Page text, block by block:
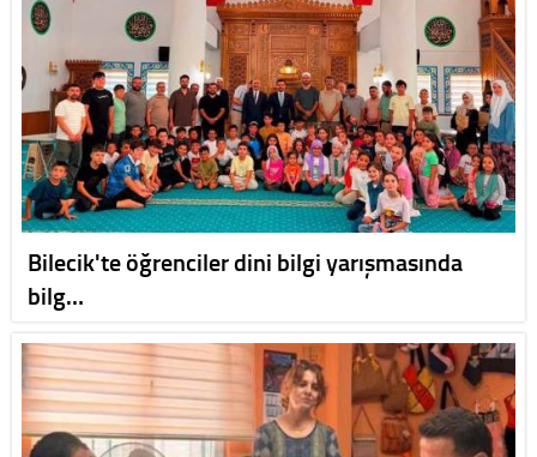
Bilecik'te öğrenciler dini bilgi yarışmasında
bilg…